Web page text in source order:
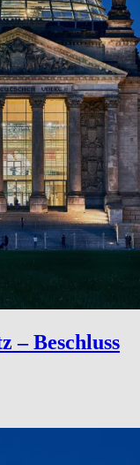
– Beschluss